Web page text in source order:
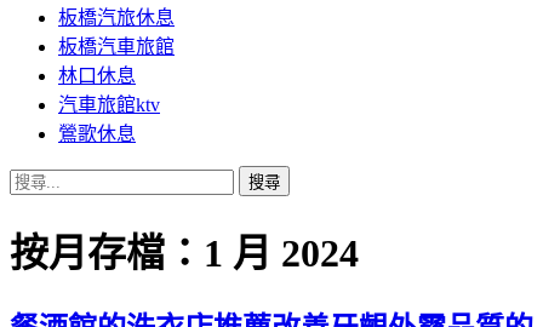
板橋汽旅休息
板橋汽車旅館
林口休息
汽車旅館ktv
鶯歌休息
搜
關
鍵
按月存檔：1 月 2024